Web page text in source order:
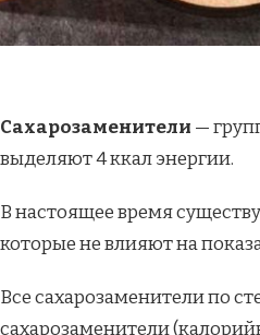
Сахарозаменители —
выделяют 4 ккал энергии.
В настоящее время
которые не влияют на
Все сахарозаменители по
сахарозаменители